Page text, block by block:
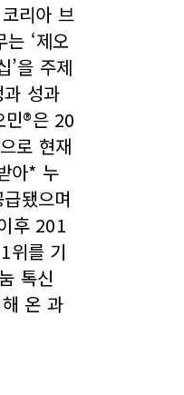
리아 브
‘제오
’을 주제
성과
민®은 20
로 현재
아* 누
됐으며
후 201
위를 기
톡신
온 과